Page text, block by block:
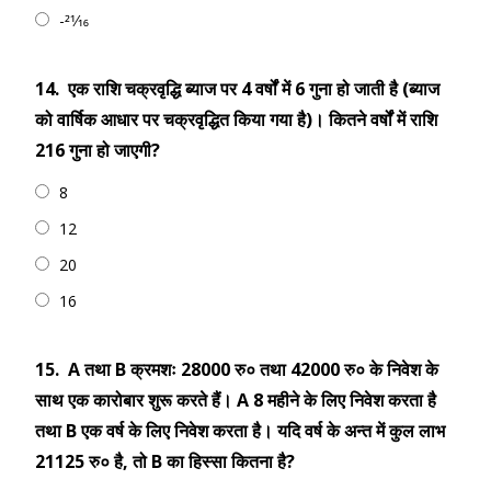
-21⁄16
14. एक राशि चक्रवृद्धि ब्याज पर 4 वर्षों में 6 गुना हो जाती है (ब्याज
को वार्षिक आधार पर चक्रवृद्धित किया गया है)। कितने वर्षों में राशि
216 गुना हो जाएगी?
8
12
20
16
15. A तथा B क्रमशः 28000 रु० तथा 42000 रु० के निवेश के
साथ एक कारोबार शुरू करते हैं। A 8 महीने के लिए निवेश करता है
तथा B एक वर्ष के लिए निवेश करता है। यदि वर्ष के अन्त में कुल लाभ
21125 रु० है, तो B का हिस्सा कितना है?